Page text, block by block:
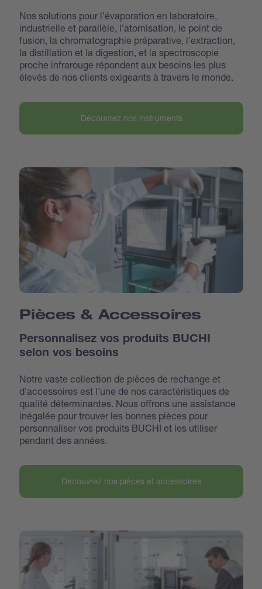
Nos solutions pour l’évaporation en laboratoire,
industrielle et parallèle, l’atomisation, le point de
fusion, la chromatographie préparative, l’extraction,
la distillation et la digestion, et la spectroscopie
proche infrarouge répondent aux besoins les plus
élevés de nos clients exigeants à travers le monde.
Découvrez nos instruments
Pièces & Accessoires
Personnalisez vos produits BUCHI
selon vos besoins
Notre vaste collection de pièces de rechange et
d’accessoires est l’une de nos caractéristiques de
qualité déterminantes. Nous offrons une assistance
inégalée pour trouver les bonnes pièces pour
personnaliser vos produits BUCHI et les utiliser
pendant des années.
Découvrez nos pièces et accessoires